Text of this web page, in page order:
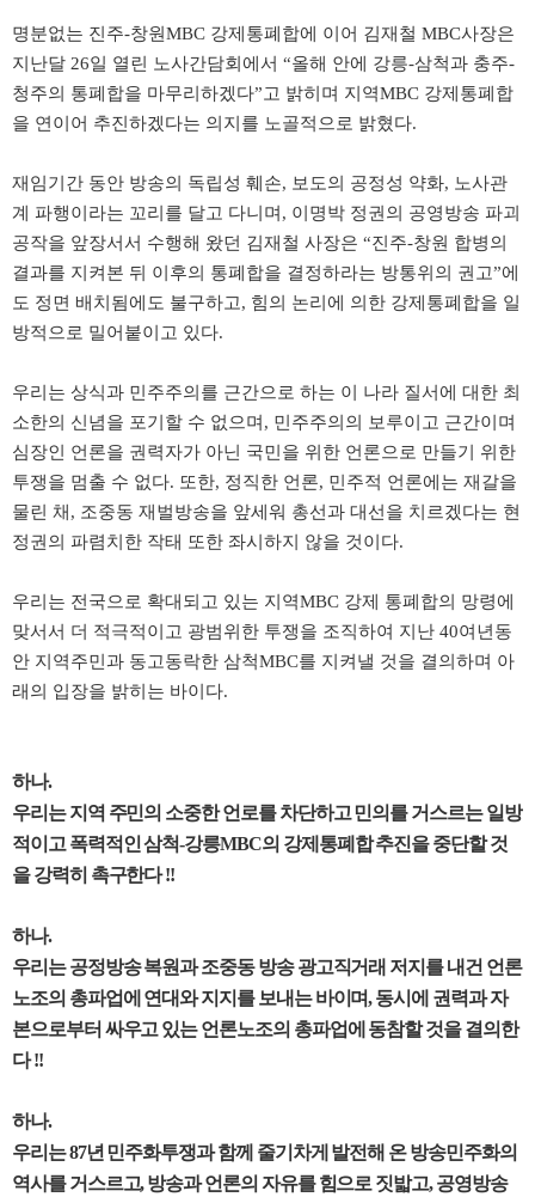
명분없는 진주-창원MBC 강제통폐합에 이어 김재철 MBC사장은
지난달 26일 열린 노사간담회에서 “올해 안에 강릉-삼척과 충주-
청주의 통폐합을 마무리하겠다”고 밝히며 지역MBC 강제통폐합
을 연이어 추진하겠다는 의지를 노골적으로 밝혔다.
재임기간 동안 방송의 독립성 훼손, 보도의 공정성 약화, 노사관
계 파행이라는 꼬리를 달고 다니며 , 이명박 정권의 공영방송 파괴
공작을 앞장서서 수행해 왔던 김재철 사장은 “진주-창원 합병의
결과를 지켜본 뒤 이후의 통폐합을 결정하라는 방통위의 권고”에
도 정면 배치됨에도 불구하고, 힘의 논리에 의한 강제통폐합을 일
방적으로 밀어붙이고 있다.
우리는 상식과 민주주의를 근간으로 하는 이 나라 질서에 대한 최
소한의 신념을 포기할 수 없으며 , 민주주의의 보루이고 근간이며
심장인 언론을 권력자가 아닌 국민을 위한 언론으로 만들기 위한
투쟁을 멈출 수 없다. 또한, 정직한 언론, 민주적 언론에는 재갈을
물린 채 , 조중동 재벌방송을 앞세워 총선과 대선을 치르겠다는 현
정권의 파렴치한 작태 또한 좌시하지 않을 것이다.
우리는 전국으로 확대되고 있는 지역MBC 강제 통폐합의 망령에
맞서서 더 적극적이고 광범위한 투쟁을 조직하여 지난 40여년동
안 지역주민과 동고동락한 삼척MBC를 지켜낼 것을 결의하며 아
래의 입장을 밝히는 바이다.
하나.
우리는 지역 주민의 소중한 언로를 차단하고 민의를 거스르는 일방
적이고 폭력적인 삼척-강릉MBC의 강제통폐합 추진을 중단할 것
을 강력히 촉구한다!!
하나.
우리는 공정방송 복원과 조중동 방송 광고직거래 저지를 내건 언론
노조의 총파업에 연대와 지지를 보내는 바이며,동시에 권력과 자
본으로부터 싸우고 있는 언론노조의 총파업에 동참할 것을 결의한
다!!
하나.
우리는87년 민주화투쟁과 함께 줄기차게 발전해 온 방송민주화의
역사를 거스르고,방송과 언론의 자유를 힘으로 짓밟고,공영방송